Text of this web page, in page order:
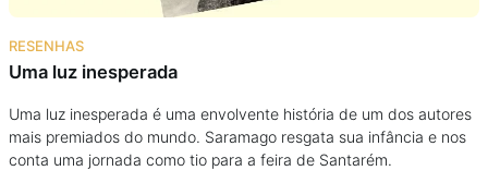
RESENHAS
Uma luz inesperada
Uma luz inesperada é uma envolvente história de um dos autores
mais premiados do mundo. Saramago resgata sua infância e nos
conta uma jornada como tio para a feira de Santarém.